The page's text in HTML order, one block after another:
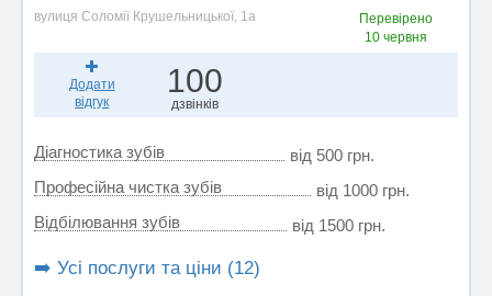
вулиця Соломії Крушельницької, 1а
Перевірено
10 червня
Додати
відгук
100
дзвінків
Діагностика зубів
від 500 грн.
Професійна чистка зубів
від 1000 грн.
Відбілювання зубів
від 1500 грн.
➡️ Усі послуги та ціни (12)